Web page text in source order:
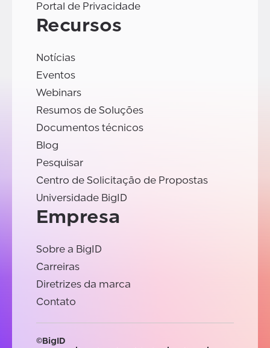
Portal de Privacidade
Recursos
Notícias
Eventos
Webinars
Resumos de Soluções
Documentos técnicos
Blog
Pesquisar
Centro de Solicitação de Propostas
Universidade BigID
Empresa
Sobre a BigID
Carreiras
Diretrizes da marca
Contato
©BigID